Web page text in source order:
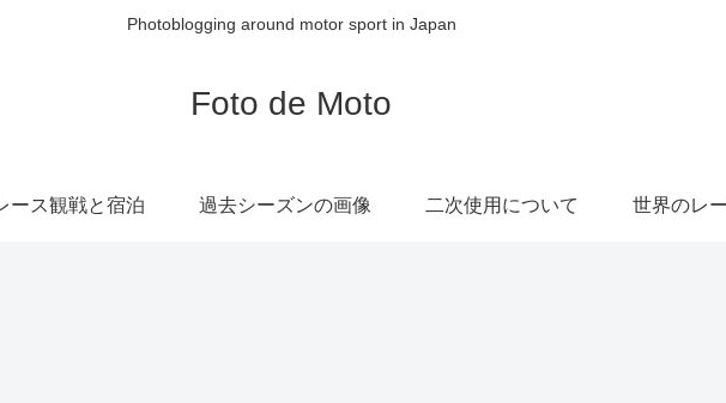
Photoblogging around motor sport in Japan
Foto de Moto
ース観戦と宿泊 過去シーズンの画像 二次使用について 世界のレ